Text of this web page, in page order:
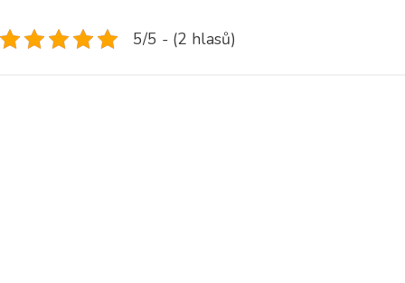
5/5 - (2 hlasů)